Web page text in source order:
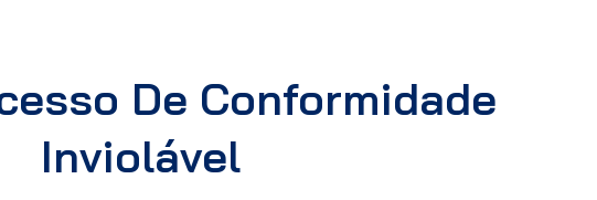
De Conformidade
Inviolável